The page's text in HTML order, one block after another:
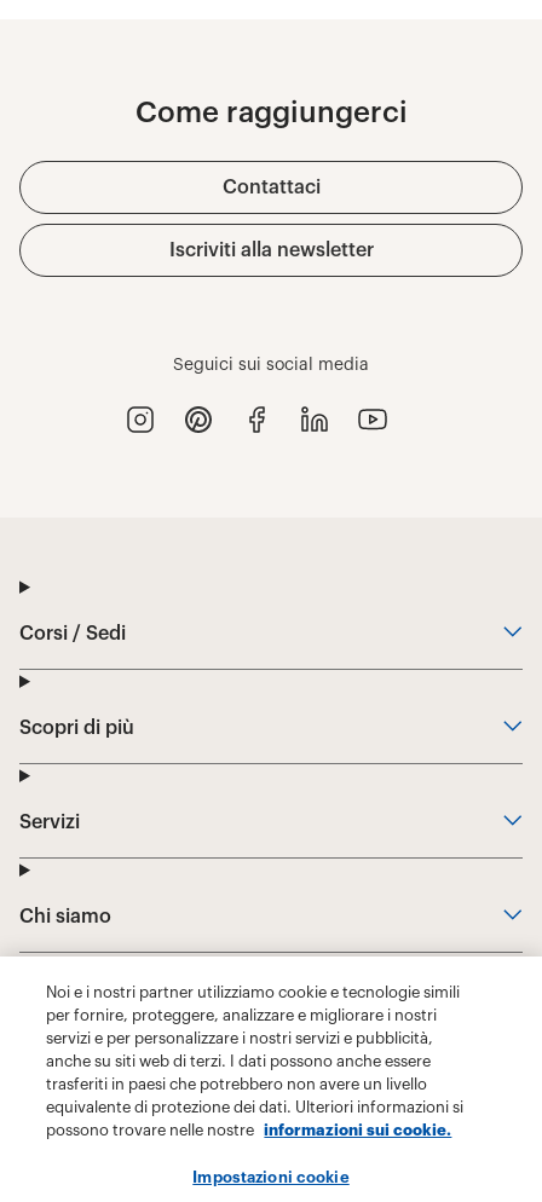
Noi e i nostri partner utilizziamo cookie e tecnologie simili
per fornire, proteggere, analizzare e migliorare i nostri
servizi e per personalizzare i nostri servizi e pubblicità,
anche su siti web di terzi. I dati possono anche essere
trasferiti in paesi che potrebbero non avere un livello
equivalente di protezione dei dati. Ulteriori informazioni si
possono trovare nelle nostre
informazioni sui cookie.
Impostazioni cookie